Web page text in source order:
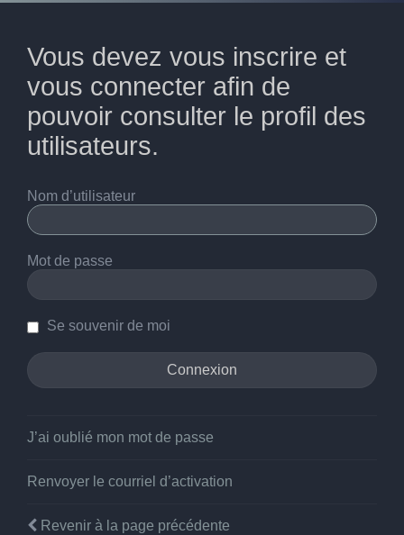
Vous devez vous inscrire et
vous connecter afin de
pouvoir consulter le profil des
utilisateurs.
Nom d’utilisateur
Mot de passe
Se souvenir de moi
J’ai oublié mon mot de passe
Renvoyer le courriel d’activation
Revenir à la page précédente